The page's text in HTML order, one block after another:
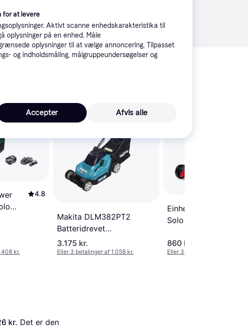
Vis alle
4.8
kr.
Makita DLM382PT2
Batteridrevet
plæneklipper
3.175 kr.
Eller 3 betalinger af 1.058 kr.
Einhell GE-CM 18/30 Li
Solo Batteridrevet
860 kr.
Eller 3 betalinger af 287 kr.
kr. Det er den
for at levere
Aktivt scanne enhedskarakteristika til
oplysninger på en enhed. Måle
oplysninger til at vælge annoncering. Tilpasset
og indholdsmåling, målgruppeundersøgelser og
Afvis alle
Accepter